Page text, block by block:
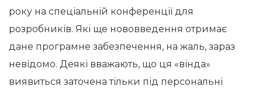
року на спеціальній конференції для
розробників. Які ще нововведення отримає
дане програмне забезпечення, на жаль, зараз
невідомо. Деякі вважають, що ця «вінда»
виявиться заточена тільки під персональні